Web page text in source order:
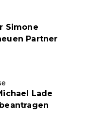
Simone
Partner
Lade